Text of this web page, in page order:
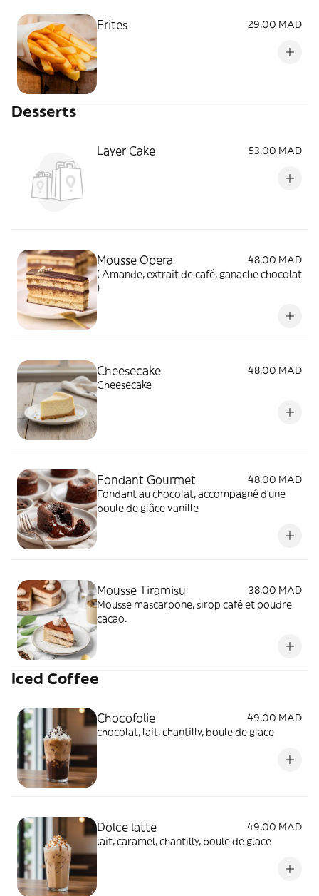
Frites 29,00 MAD
Desserts
Layer Cake 53,00 MAD
Mousse Opera
48,00 MAD
( Amande, extrait de café, ganache chocolat
)
Cheesecake
48,00 MAD
Cheesecake
Fondant Gourmet
48,00 MAD
Fondant au chocolat, accompagné d'une
boule de glâce vanille
Mousse Tiramisu
38,00 MAD
Mousse mascarpone, sirop café et poudre
cacao.
Iced Coffee
Chocofolie
49,00 MAD
chocolat, lait, chantilly, boule de glace
Dolce latte
49,00 MAD
lait, caramel, chantilly, boule de glace